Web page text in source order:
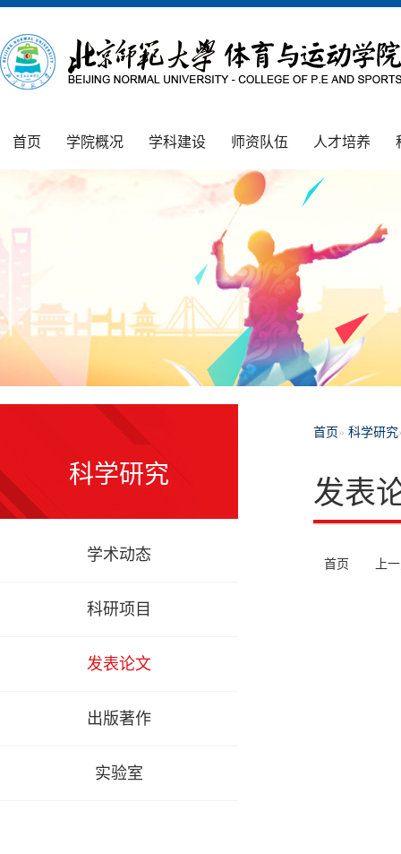
首页 学院概况 学科建设 师资队伍 人才培养
科学研究
学术动态
科研项目
发表论文
出版著作
实验室
首页 » 科学研究
发表
首页 上